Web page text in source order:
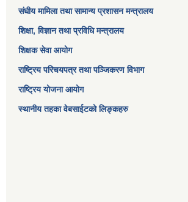
संघीय मामिला तथा सामान्य प्रशासन मन्त्रालय
शिक्षा, विज्ञान तथा प्रविधि मन्त्रालय
शिक्षक सेवा आयोग
राष्ट्रिय परिचयपत्र तथा पञ्जिकरण विभाग
राष्ट्रिय योजना आयोग
स्थानीय तहका वेबसाईटको लिङ्कहरु